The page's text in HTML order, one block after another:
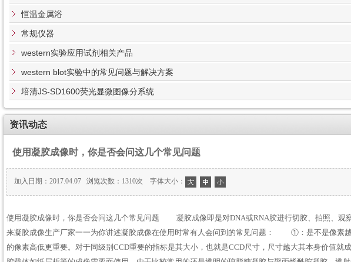
恒温金属浴
常规仪器
western实验应用试剂相关产品
western blot实验中的常见问题与解决方案
培清JS-SD1600荧光显微图像分系统
资讯动态
使用凝胶成像时，你是否会问这几个常见问题
加入日期：2017.04.07 浏览次数：1310次 字体大小：
使用凝胶成像时，你是否会问这几个常见问题 凝胶成像即是对DNA或RNA胶进行切胶、拍照、
来凝胶成像生产厂家一一为你讲述凝胶成像在使用时常有人会问到的常见问题： ①：是不是像素
的像素高低更重要。对于同级别CCD重要的指标是其大小，也就是CCD尺寸，尺寸越大其本身